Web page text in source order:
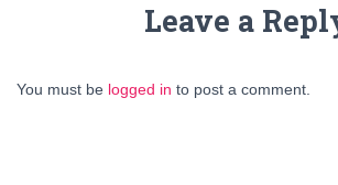
Leave a
You must be logged in to post a comment.